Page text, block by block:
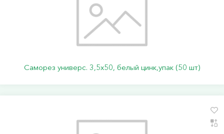
Саморез универс. 3,5х50, белый цинк,упак (50 шт)